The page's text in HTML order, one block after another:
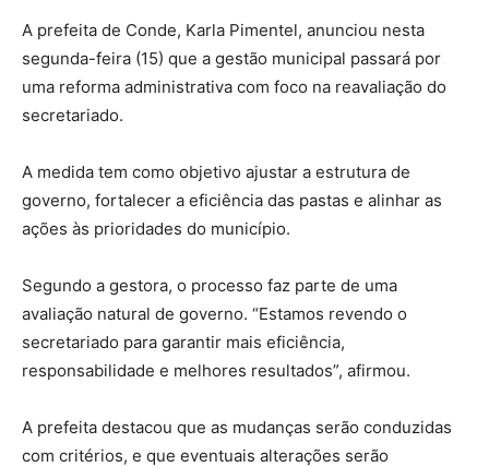
A prefeita de Conde, Karla Pimentel, anunciou nesta
segunda-feira (15) que a gestão municipal passará por
uma reforma administrativa com foco na reavaliação do
secretariado.
A medida tem como objetivo ajustar a estrutura de
governo, fortalecer a eficiência das pastas e alinhar as
ações às prioridades do município.
Segundo a gestora, o processo faz parte de uma
avaliação natural de governo. “Estamos revendo o
secretariado para garantir mais eficiência,
responsabilidade e melhores resultados”, afirmou.
A prefeita destacou que as mudanças serão conduzidas
com critérios, e que eventuais alterações serão